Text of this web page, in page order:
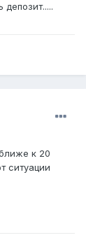
депозит.....
к 20
ситуации